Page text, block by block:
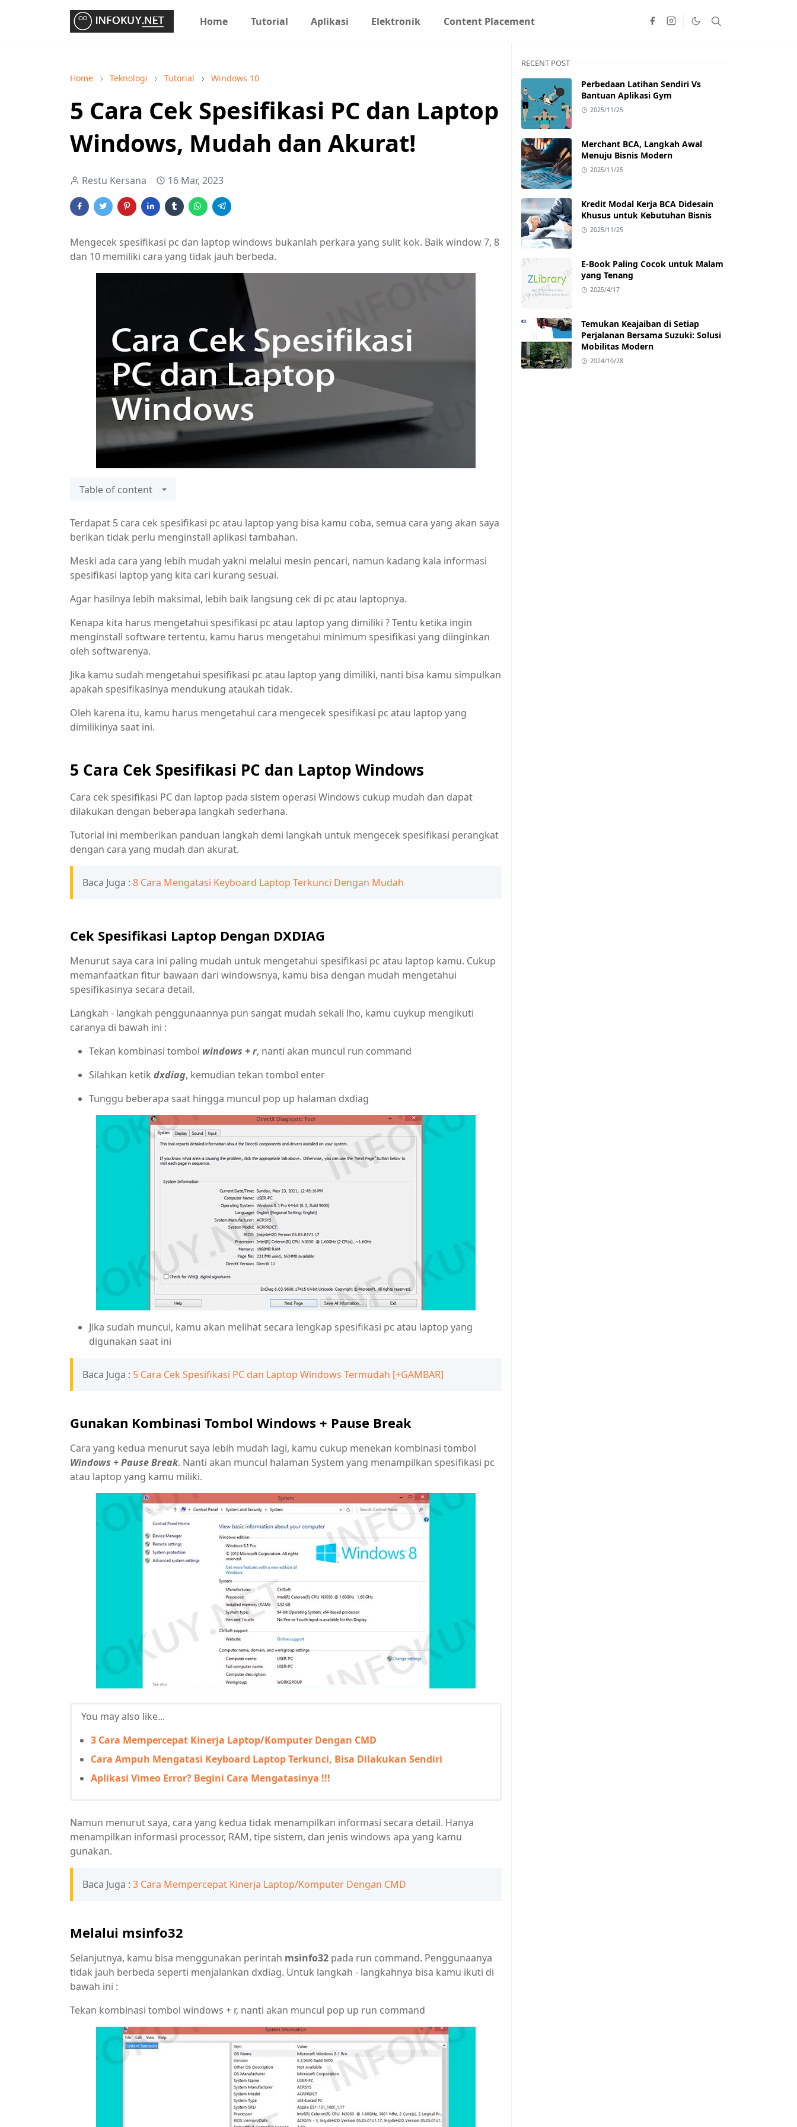
Home Tutorial Aplikasi Elektronik Content Placement
Home Teknologi Tutorial Windows 10
5 Cara Cek Spesifikasi PC dan Laptop
Windows, Mudah dan Akurat!
Restu Kersana 16 Mar, 2023
Mengecek spesifikasi pc dan laptop windows bukanlah perkara yang sulit kok. Baik window 7, 8
dan 10 memiliki cara yang tidak jauh berbeda.
Table of content
Terdapat 5 cara cek spesifikasi pc atau laptop yang bisa kamu coba, semua cara yang akan saya
berikan tidak perlu menginstall aplikasi tambahan.
Meski ada cara yang lebih mudah yakni melalui mesin pencari, namun kadang kala informasi
spesifikasi laptop yang kita cari kurang sesuai.
Agar hasilnya lebih maksimal, lebih baik langsung cek di pc atau laptopnya.
Kenapa kita harus mengetahui spesifikasi pc atau laptop yang dimiliki ? Tentu ketika ingin
menginstall software tertentu, kamu harus mengetahui minimum spesifikasi yang diinginkan
oleh softwarenya.
Jika kamu sudah mengetahui spesifikasi pc atau laptop yang dimiliki, nanti bisa kamu simpulkan
apakah spesifikasinya mendukung ataukah tidak.
Oleh karena itu, kamu harus mengetahui cara mengecek spesifikasi pc atau laptop yang
dimilikinya saat ini.
5 Cara Cek Spesifikasi PC dan Laptop Windows
Cara cek spesifikasi PC dan laptop pada sistem operasi Windows cukup mudah dan dapat
dilakukan dengan beberapa langkah sederhana.
Tutorial ini memberikan panduan langkah demi langkah untuk mengecek spesifikasi perangkat
dengan cara yang mudah dan akurat.
Baca Juga : 8 Cara Mengatasi Keyboard Laptop Terkunci Dengan Mudah
Cek Spesifikasi Laptop Dengan DXDIAG
Menurut saya cara ini paling mudah untuk mengetahui spesifikasi pc atau laptop kamu. Cukup
memanfaatkan fitur bawaan dari windowsnya, kamu bisa dengan mudah mengetahui
spesifikasinya secara detail.
Langkah - langkah penggunaannya pun sangat mudah sekali lho, kamu cuykup mengikuti
caranya di bawah ini :
Tekan kombinasi tombol windows + r, nanti akan muncul run command
Silahkan ketik dxdiag, kemudian tekan tombol enter
Tunggu beberapa saat hingga muncul pop up halaman dxdiag
Jika sudah muncul, kamu akan melihat secara lengkap spesifikasi pc atau laptop yang
digunakan saat ini
Baca Juga : 5 Cara Cek Spesifikasi PC dan Laptop Windows Termudah [+GAMBAR]
Gunakan Kombinasi Tombol Windows + Pause Break
Cara yang kedua menurut saya lebih mudah lagi, kamu cukup menekan kombinasi tombol
Windows + Pause Break. Nanti akan muncul halaman System yang menampilkan spesifikasi pc
atau laptop yang kamu miliki.
You may also like...
3 Cara Mempercepat Kinerja Laptop/Komputer Dengan CMD
Cara Ampuh Mengatasi Keyboard Laptop Terkunci, Bisa Dilakukan Sendiri
Aplikasi Vimeo Error? Begini Cara Mengatasinya !!!
Namun menurut saya, cara yang kedua tidak menampilkan informasi secara detail. Hanya
menampilkan informasi processor, RAM, tipe sistem, dan jenis windows apa yang kamu
gunakan.
Baca Juga : 3 Cara Mempercepat Kinerja Laptop/Komputer Dengan CMD
Melalui msinfo32
Selanjutnya, kamu bisa menggunakan perintah msinfo32 pada run command. Penggunaanya
tidak jauh berbeda seperti menjalankan dxdiag. Untuk langkah - langkahnya bisa kamu ikuti di
bawah ini :
Tekan kombinasi tombol windows + r, nanti akan muncul pop up run command
RECENT POST
Perbedaan Latihan Sendiri Vs
Bantuan Aplikasi Gym
2025/11/25
Merchant BCA, Langkah Awal
Menuju Bisnis Modern
2025/11/25
Kredit Modal Kerja BCA Didesain
Khusus untuk Kebutuhan Bisnis
2025/11/25
E-Book Paling Cocok untuk Malam
yang Tenang
2025/4/17
Temukan Keajaiban di Setiap
Perjalanan Bersama Suzuki: Solusi
Mobilitas Modern
2024/10/28